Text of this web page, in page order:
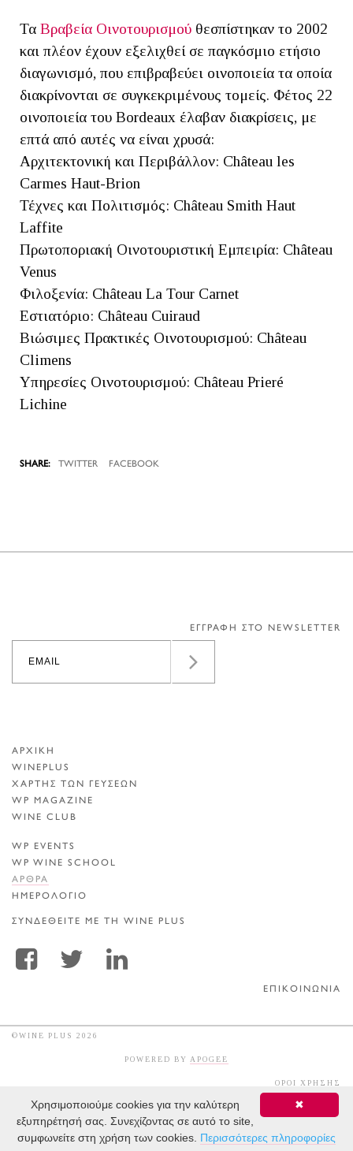
Τα Βραβεία Οινοτουρισμού θεσπίστηκαν το 2002
και πλέον έχουν εξελιχθεί σε παγκόσμιο ετήσιο
διαγωνισμό, που επιβραβεύει οινοποιεία τα οποία
διακρίνονται σε συγκεκριμένους τομείς. Φέτος 22
οινοποιεία του Bordeaux έλαβαν διακρίσεις, με
επτά από αυτές να είναι χρυσά:
Αρχιτεκτονική και Περιβάλλον: Château les
Carmes Haut-Brion
Τέχνες και Πολιτισμός: Château Smith Haut
Laffite
Πρωτοποριακή Οινοτουριστική Εμπειρία: Château
Venus
Φιλοξενία: Château La Tour Carnet
Εστιατόριο: Château Cuiraud
Βιώσιμες Πρακτικές Οινοτουρισμού: Château
Climens
Υπηρεσίες Οινοτουρισμού: Château Prieré
Lichine
TWITTER FACEBOOK
ΕΓΓΡΑΦΗ ΣΤΟ NEWSLETTER
ΑΡΧΙΚΗ
WINEPLUS
ΧΑΡΤΗΣ ΤΩΝ ΓΕΥΣΕΩΝ
WP MAGAZINE
WINE CLUB
WP EVENTS
WP WINE SCHOOL
ΑΡΘΡΑ
ΗΜΕΡΟΛΟΓΙΟ
ΣΥΝΔΕΘΕΙΤΕ ΜΕ ΤΗ WINE PLUS
ΕΠΙΚΟΙΝΩΝΙΑ
©WINE PLUS 2026
POWERED BY APOGEE
ΟΡΟΙ ΧΡΗΣΗΣ
✖
Χρησιμοποιούμε cookies για την καλύτερη
εξυπηρέτησή σας. Συνεχίζοντας σε αυτό το site,
συμφωνείτε στη χρήση των cookies. Περισσότερες πληροφορίες